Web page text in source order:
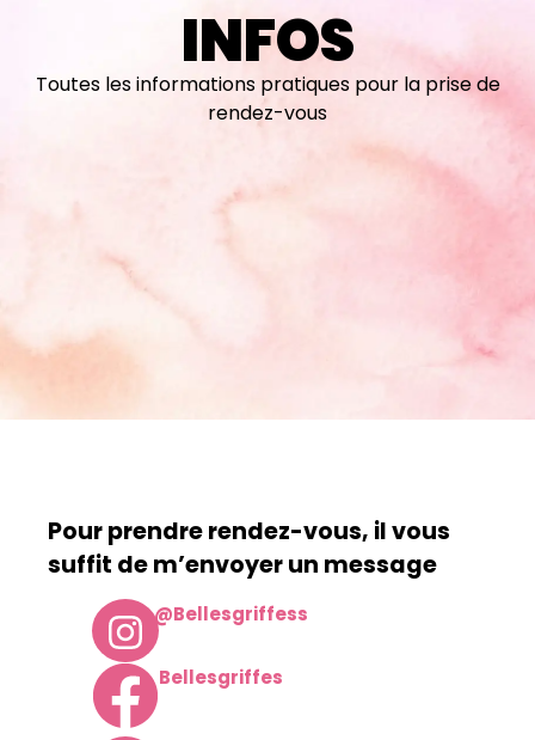
INFOS
Toutes les informations pratiques pour la prise de
rendez-vous
Pour prendre rendez-vous, il vous
suffit de m’envoyer un message
@Bellesgriffess
Bellesgriffes